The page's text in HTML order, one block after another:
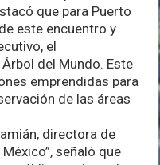
que para Puerto
este encuentro y
el
del Mundo. Este
emprendidas para
de las áreas
directora de
señaló que